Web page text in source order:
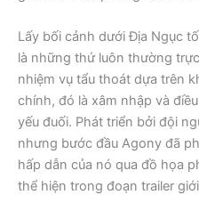
Lấy bối cảnh dưới Địa Ngục
là những thứ luôn thường
nhiệm vụ tẩu thoát dựa trên
chính, đó là xâm nhập và
yếu đuối. Phát triển bởi đội
nhưng bước đầu Agony đã
hấp dẫn của nó qua đồ họa
thể hiện trong đoạn trailer